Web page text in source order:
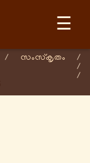
☰
/ സംസ്കൃതം
/
/
/